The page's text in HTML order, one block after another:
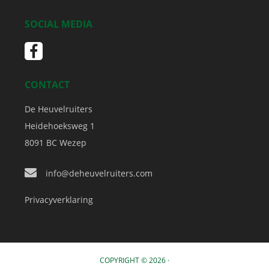
SOCIAL MEDIA
CONTACT
De Heuvelruiters
Heidehoeksweg 1
8091 BC Wezep
info@deheuvelruiters.com
Privacyverklaring
COPYRIGHT © 2026 ·